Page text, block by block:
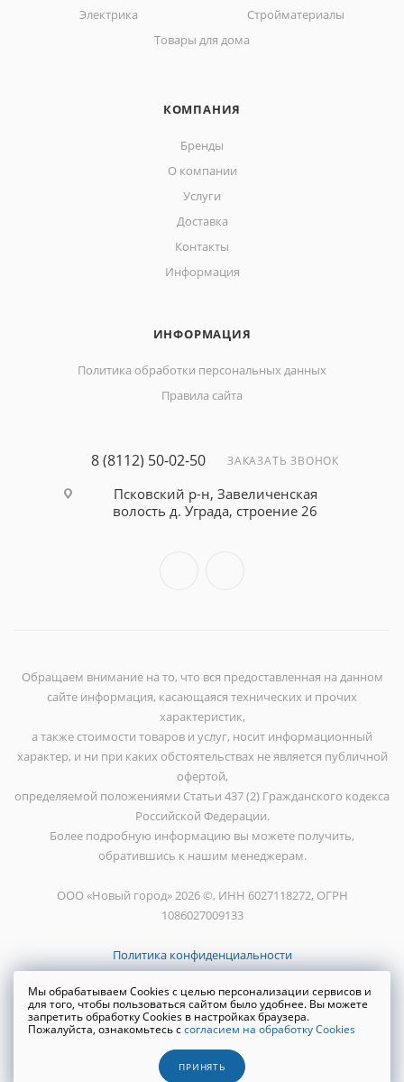
Электрика
Стройматериалы
Товары для дома
КОМПАНИЯ
Бренды
О компании
Услуги
Доставка
Контакты
Информация
ИНФОРМАЦИЯ
Политика обработки персональных данных
Правила сайта
8 (8112) 50-02-50 ЗАКАЗАТЬ ЗВОНОК
Псковский р-н, Завеличенская
волость д. Уграда, строение 26
Обращаем внимание на то, что вся предоставленная на данном
сайте информация, касающаяся технических и прочих
характеристик,
а также стоимости товаров и услуг, носит информационный
характер, и ни при каких обстоятельствах не является публичной
офертой,
определяемой положениями Статьи 437 (2) Гражданского кодекса
Российской Федерации.
Более подробную информацию вы можете получить,
обратившись к нашим менеджерам.
ООО «Новый город» 2026 ©, ИНН 6027118272, ОГРН
1086027009133
Политика конфиденциальности
Создание сайта WRP
Мы обрабатываем Cookies с целью персонализации сервисов и
для того, чтобы пользоваться сайтом было удобнее. Вы можете
запретить обработку Cookies в настройках браузера.
Пожалуйста, ознакомьтесь ссогласием на обработку Cookies
ПРИНЯТЬ